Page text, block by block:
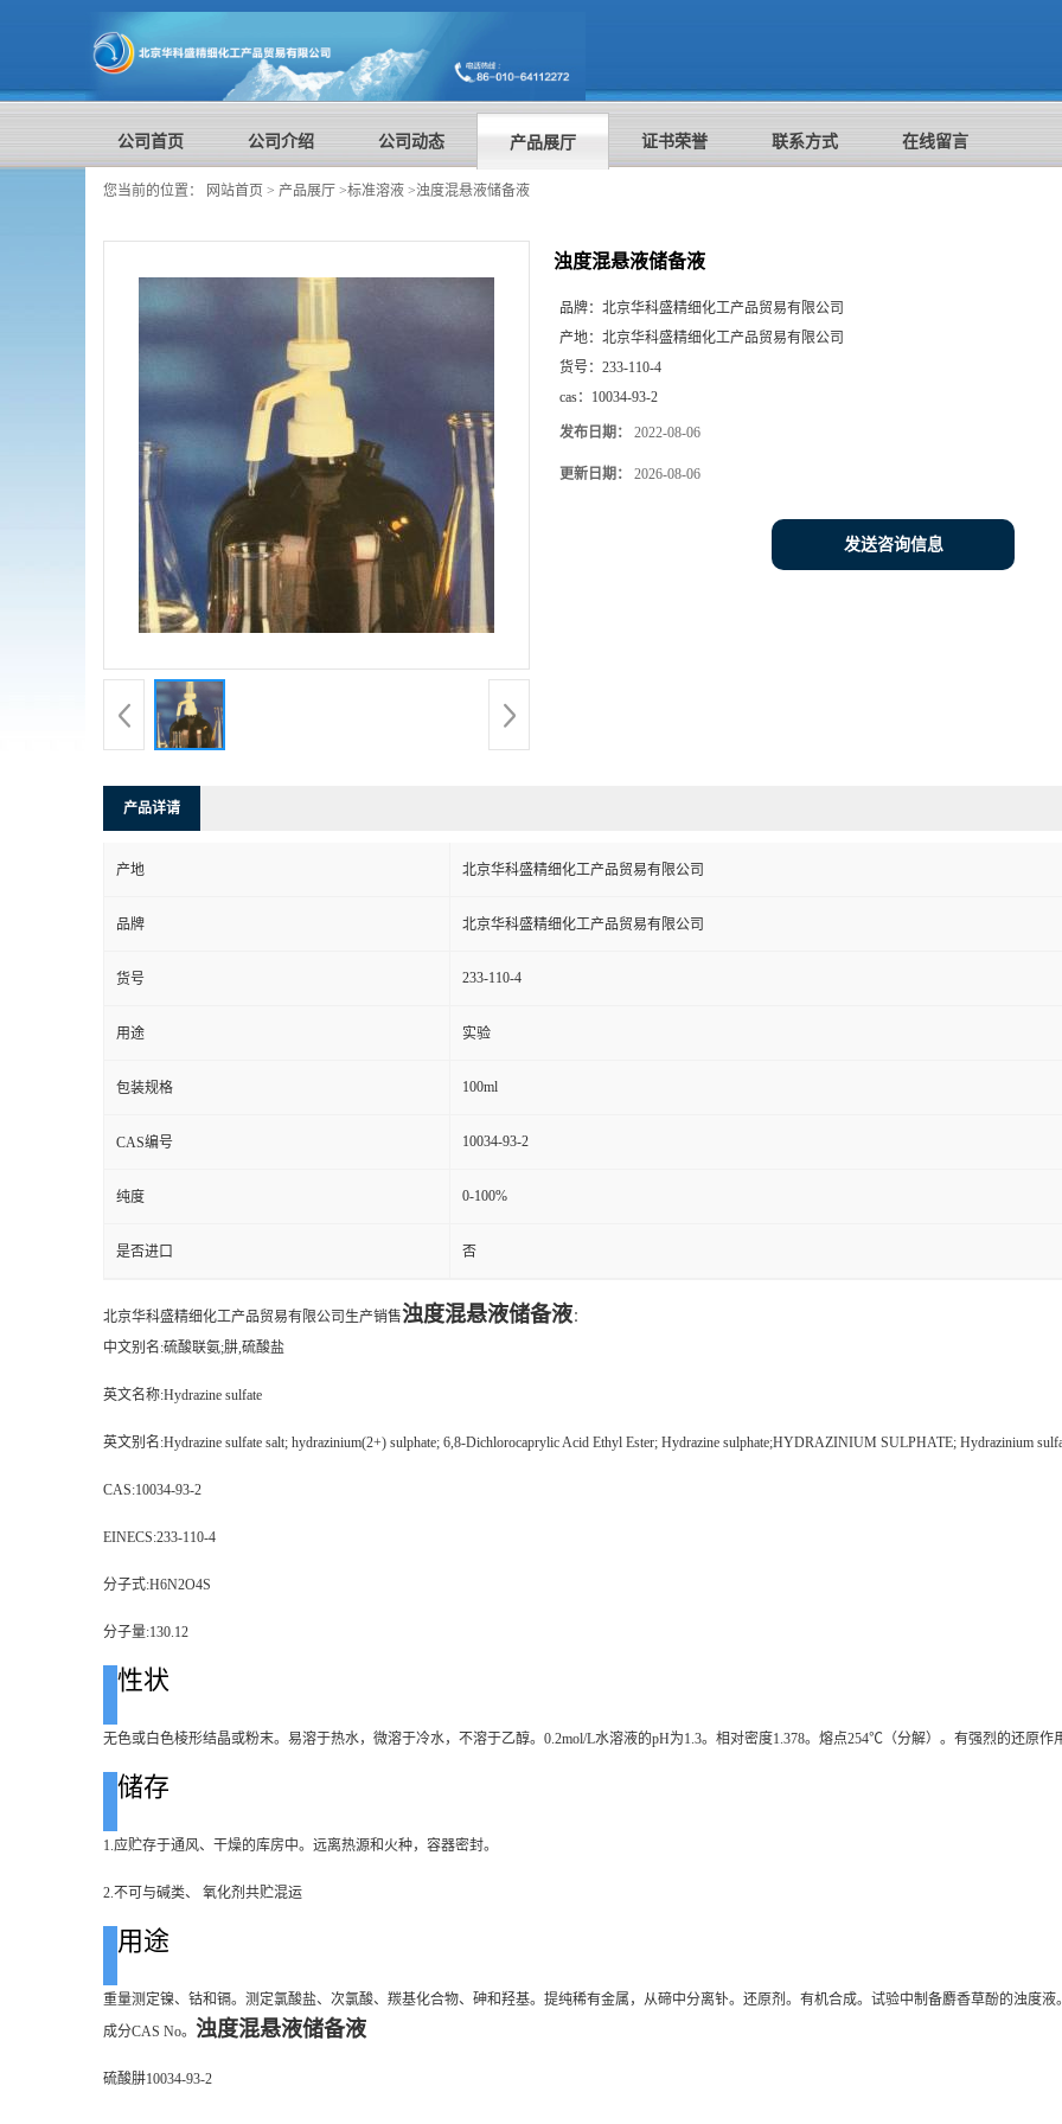
公司首页 公司介绍 公司动态 产品展厅 证书荣誉 联系方式 在线留言
您当前的位置： 网站首页 > 产品展厅 >标准溶液 >浊度混悬液储备液
浊度混悬液储备液
品牌： 北京华科盛精细化工产品贸易有限公司
产地： 北京华科盛精细化工产品贸易有限公司
货号： 233-110-4
cas： 10034-93-2
发布日期： 2022-08-06
更新日期： 2026-08-06
发送咨询信息
产品详请
产地 北京华科盛精细化工产品贸易有限公司
品牌 北京华科盛精细化工产品贸易有限公司
货号 233-110-4
用途 实验
包装规格 100ml
CAS编号 10034-93-2
纯度 0-100%
是否进口 否
北京华科盛精细化工产品贸易有限公司生产销售浊度混悬液储备液：
中文别名:硫酸联氨;肼,硫酸盐
英文名称:Hydrazine sulfate
英文别名:Hydrazine sulfate salt; hydrazinium(2+) sulphate; 6,8-Dichlorocaprylic Acid Ethyl Ester; Hydrazine sulphate;HYDRAZINIUM SULPHATE; Hydrazinium
CAS:10034-93-2
EINECS:233-110-4
分子式:H6N2O4S
分子量:130.12
性状
无色或白色棱形结晶或粉末。易溶于热水，微溶于冷水，不溶于乙醇。0.2mol/L水溶液的pH为1.3。相对密度1.378。熔点254℃（分解）。有强烈的还原作
储存
1.应贮存于通风、干燥的库房中。远离热源和火种，容器密封。
2.不可与碱类、 氧化剂共贮混运
用途
重量测定镍、钴和镉。测定氯酸盐、次氯酸、羰基化合物、砷和羟基。提纯稀有金属，从碲中分离钋。还原剂。有机合成。试验中制备麝香草酚的浊度
成分CAS No。 浊度混悬液储备液
硫酸肼10034-93-2